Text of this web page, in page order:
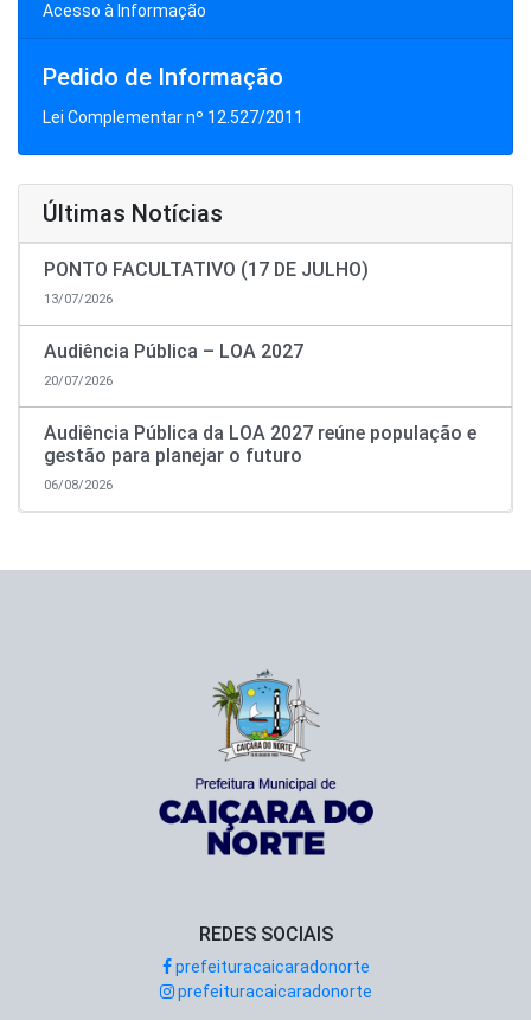
Acesso à Informação
Pedido de Informação
Lei Complementar nº 12.527/2011
Últimas Notícias
PONTO FACULTATIVO (17 DE JULHO)
13/07/2026
Audiência Pública – LOA 2027
20/07/2026
Audiência Pública da LOA 2027 reúne população e
gestão para planejar o futuro
06/08/2026
REDES SOCIAIS
prefeituracaicaradonorte
prefeituracaicaradonorte